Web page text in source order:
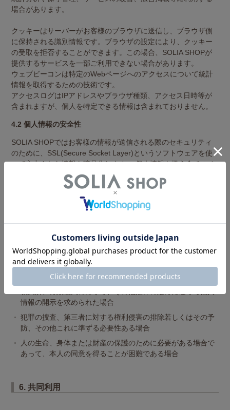
場合があります。
クッキーはサーバーがお客様のブラウザに送信し、ブラウザ側
に保持される識別情報です。ブラウザの設定により、クッキー
の受取を拒否することができます。この場合、SOLIA SHOPが
提供するサービスを一部ご利用できない場合があります。
ウェブビーコンは特定のWebページへのアクセスについて統計
情報を取得するための技術です。
アクセスログはIPアドレスやブラウザ種類、アクセス日時等が
含まれますが、個人を特定できる情報は含まれておりません。
4.2 個人情報の安全性
SOLIA SHOPではお客様の情報が送信される際のセキュリティ
のために、SSL(Secure Socket Layer)というソフトウェアを使
って入力された情報を暗号化します。 個人情報を扱う全てのペ
ージにSSLを適用しています。
当社では以下の場合を除き、お客様の同意なく個人情報を第三
者へ開示または提供することはありません。
当社と機密保持契約を締結している企業（例えば業務委託
先）等に必要な限度において開示する場合
情報の開示を求められた場合
犯罪の捜査、第三者に対する権利侵害の排除若しくはその予
防、その他これに準ずる必要性ある場合
人の生命、身体または財産の保護のために必要がある場合で
あって、本人の同意を得ることが困難である場合
6. 共同利用